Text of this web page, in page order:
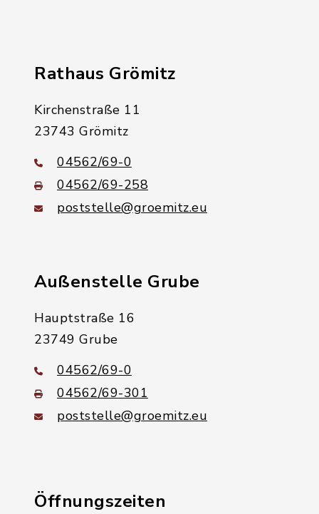
Rathaus Grömitz
Kirchenstraße 11
23743 Grömitz
04562/69-0
04562/69-258
poststelle@groemitz.eu
Außenstelle Grube
Hauptstraße 16
23749 Grube
04562/69-0
04562/69-301
poststelle@groemitz.eu
Öffnungszeiten